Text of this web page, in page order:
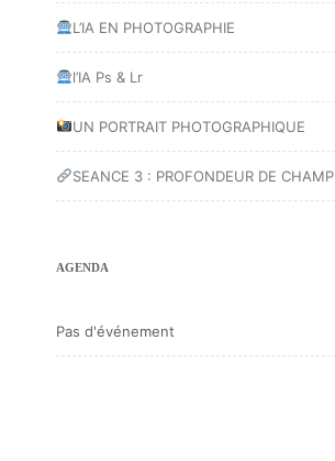
L’IA EN PHOTOGRAPHIE
l’IA Ps & Lr
UN PORTRAIT PHOTOGRAPHIQUE
SEANCE 3 : PROFONDEUR DE CHAMP
AGENDA
Pas d'événement